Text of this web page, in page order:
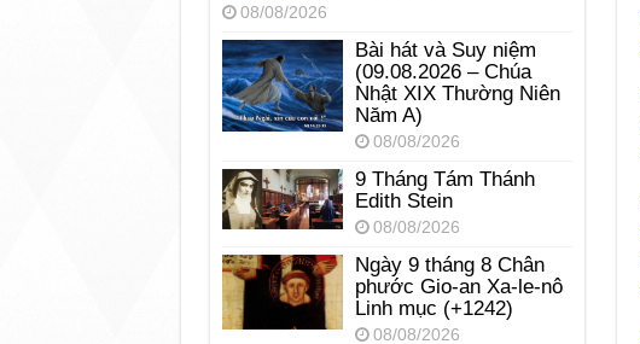
08/08/2026
Bài hát và Suy niệm
(09.08.2026 – Chúa
Nhật XIX Thường Niên
Năm A)
08/08/2026
9 Tháng Tám Thánh
Edith Stein
08/08/2026
Ngày 9 tháng 8 Chân
phước Gio-an Xa-le-nô
Linh mục (+1242)
08/08/2026